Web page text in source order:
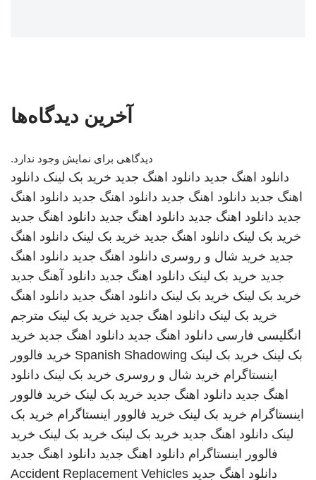
آخرین دیدگاه‌ها
دیدگاهی برای نمایش وجود ندارد.
دانلود اهنگ جدید دانلود اهنگ جدید خرید بک لینک دانلود
اهنگ جدید دانلود اهنگ جدید دانلود اهنگ جدید دانلود اهنگ
جدید دانلود اهنگ جدید دانلود اهنگ جدید دانلود اهنگ جدید
خرید بک لینک دانلود اهنگ جدید خرید بک لینک دانلود اهنگ
جدید خرید شال و روسری دانلود اهنگ جدید دانلود اهنگ
جدید خرید بک لینک دانلود اهنگ جدید دانلود آهنگ جدید
خرید بک لینک خرید بک لینک دانلود اهنگ جدید دانلود اهنگ
خرید بک لینک دانلود اهنگ جدید خرید بک لینک مترجم
انگلیسی فارسی دانلود اهنگ جدید دانلود اهنگ جدید خرید
بک لینک خرید بک لینک Spanish Shadowing خرید فالوور
اینستاگرام خرید شال و روسری خرید بک لینک دانلود
اهنگ جدید دانلود اهنگ جدید خرید بک لینک خرید فالوور
اینستاگرام خرید بک لینک خرید فالوور اینستاگرام خرید بک
لینک دانلود اهنگ جدید خرید بک لینک خرید بک لینک خرید
فالوور اینستاگرام دانلود اهنگ جدید دانلود اهنگ جدید
دانلود اهنگ جدید Accident Replacement Vehicles